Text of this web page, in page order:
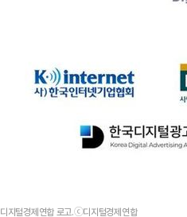
디지털경제연합 로고.ⓒ디지털경제연합